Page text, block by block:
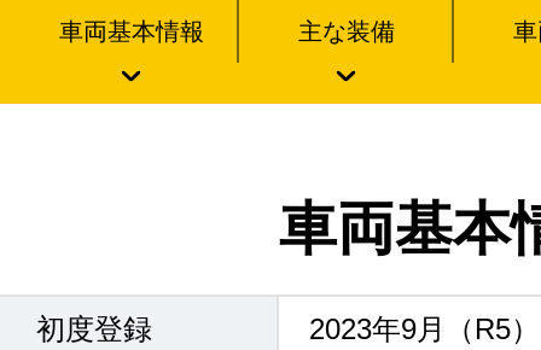
車両基本情報 主な装備
車両基本
初度登録 2023年9月（R5）